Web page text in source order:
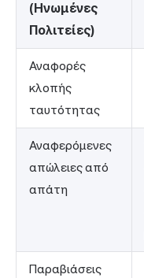
(Ηνωμένες
Πολιτείες)
Αναφορές
κλοπής
ταυτότητας
Αναφερόμενες
απώλειες από
απάτη
Παραβιάσεις